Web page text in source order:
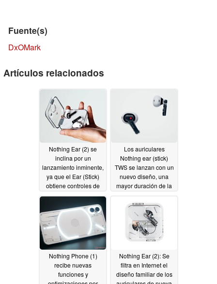
Fuente(s)
DxOMark
Artículos relacionados
Nothing Ear (2) se
inclina por un
lanzamiento inminente,
ya que el Ear (Stick)
obtiene controles de
configuración rápida
en el Teléfono de la
Nada (1) 11/01/2022
Los auriculares
Nothing ear (stick)
TWS se lanzan con un
nuevo diseño, una
mayor duración de la
en EE.UU10/27/2022
Nothing Phone (1)
recibe nuevas
funciones y
Nothing Ear (2): Se
filtra en Internet el
diseño familiar de los